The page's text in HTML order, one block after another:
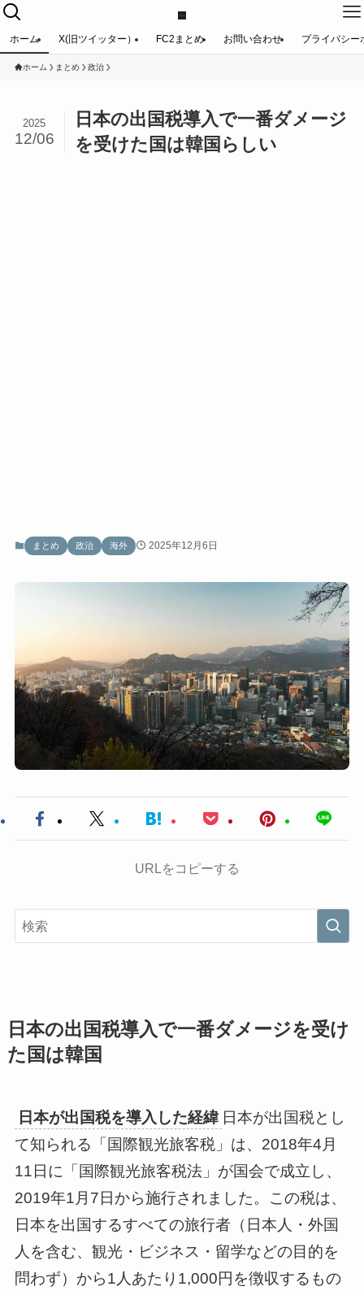
ホーム X(旧ツイッター） FC2まとめ お問い合わせ プライバシー
ホーム まとめ 政治
日本の出国税導入で一番ダメージ
を受けた国は韓国らしい
2025
12/06
まとめ 政治 海外 2025年12月6日
URLをコピーする
日本の出国税導入で一番ダメージを受け
た国は韓国
日本が出国税を導入した経緯 日本が出国税とし
て知られる「国際観光旅客税」は、2018年4月
11日に「国際観光旅客税法」が国会で成立し、
2019年1月7日から施行されました。この税は、
日本を出国するすべての旅行者（日本人・外国
人を含む、観光・ビジネス・留学などの目的を
問わず）から1人あたり1,000円を徴収するもの